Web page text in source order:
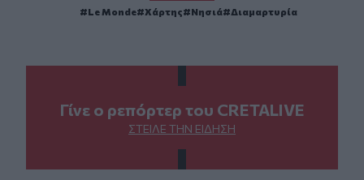
Le Monde Χάρτης Νησιά Διαμαρτυρία
Γίνε ο ρεπόρτερ του CRETALIVE
ΣΤΕΊΛΕ ΤΗΝ ΕΊΔΗΣΗ